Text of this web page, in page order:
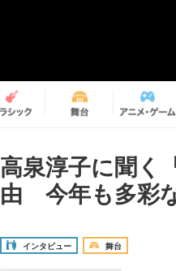
高泉淳子に聞く
由 今年も多彩
インタビュー 舞台